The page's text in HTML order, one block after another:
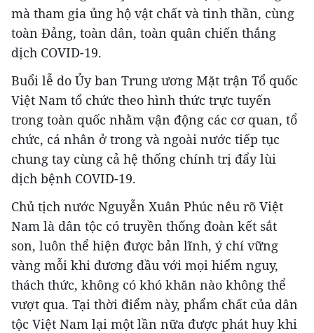
mà tham gia ủng hộ vật chất và tinh thần, cùng
toàn Đảng, toàn dân, toàn quân chiến thắng
dịch COVID-19.
Buổi lễ do Ủy ban Trung ương Mặt trận Tổ quốc
Việt Nam tổ chức theo hình thức trực tuyến
trong toàn quốc nhằm vận động các cơ quan, tổ
chức, cá nhân ở trong và ngoài nước tiếp tục
chung tay cùng cả hệ thống chính trị đẩy lùi
dịch bệnh COVID-19.
Chủ tịch nước Nguyễn Xuân Phúc nêu rõ Việt
Nam là dân tộc có truyền thống đoàn kết sắt
son, luôn thể hiện được bản lĩnh, ý chí vững
vàng mỗi khi đương đầu với mọi hiểm nguy,
thách thức, không có khó khăn nào không thể
vượt qua. Tại thời điểm này, phẩm chất của dân
tộc Việt Nam lại một lần nữa được phát huy khi